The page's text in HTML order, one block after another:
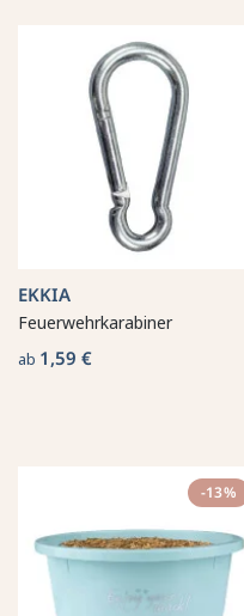
EKKIA
Feuerwehrkarabiner
ab 1,59 €
-13%